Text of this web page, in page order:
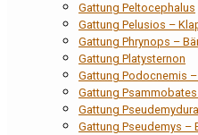
Gattung Peltocephalus
Gattung Pelusios –
Gattung Phrynops –
Gattung Platysternon
Gattung Podocnemis
Gattung
Gattung Pseudemydura
Gattung Pseudemys –